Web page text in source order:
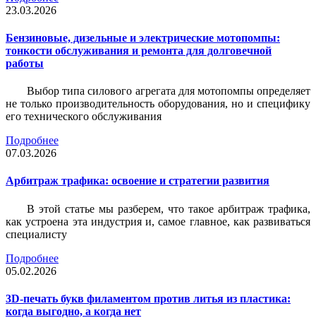
23.03.2026
Бензиновые, дизельные и электрические мотопомпы:
тонкости обслуживания и ремонта для долговечной
работы
Выбор типа силового агрегата для мотопомпы определяет
не только производительность оборудования, но и специфику
его технического обслуживания
Подробнее
07.03.2026
Арбитраж трафика: освоение и стратегии развития
В этой статье мы разберем, что такое арбитраж трафика,
как устроена эта индустрия и, самое главное, как развиваться
специалисту
Подробнее
05.02.2026
3D-печать букв филаментом против литья из пластика:
когда выгодно, а когда нет